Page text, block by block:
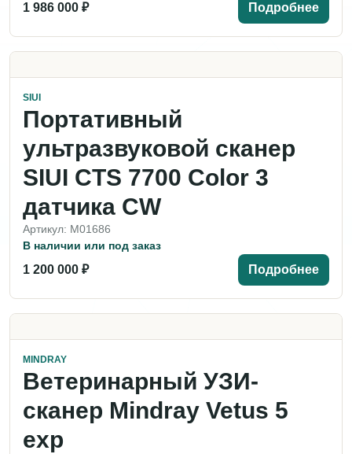
1 986 000 ₽ Подробнее
SIUI
Портативный
ультразвуковой сканер
SIUI CTS 7700 Color 3
датчика CW
Артикул: M01686
В наличии или под заказ
1 200 000 ₽ Подробнее
MINDRAY
Ветеринарный УЗИ-
сканер Mindray Vetus 5
exp